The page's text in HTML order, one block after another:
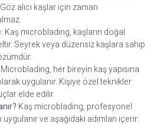
alıcı kaşlar için zaman
Kaş microblading, kaşların doğal
Seyrek veya düzensiz kaşlara sahip
Microblading, her bireyin kaş yapısına
uygulanır. Kişiye özel teknikler
elde edilir.
Kaş microblading, profesyonel
ve aşağıdaki adımları içerir: